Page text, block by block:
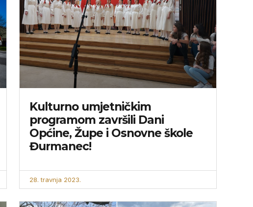
Kulturno umjetničkim
programom završili Dani
Općine, Župe i Osnovne škole
Đurmanec!
28. travnja 2023.